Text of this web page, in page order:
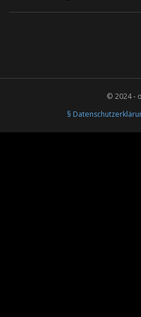
© 2024 -
§